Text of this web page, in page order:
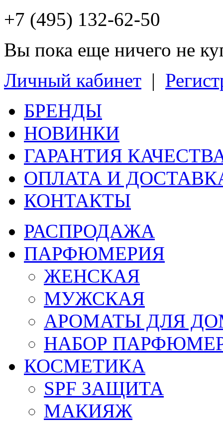
+7 (495) 132-62-50
Вы пока еще ничего не
Личный кабинет |
БРЕНДЫ
НОВИНКИ
ГАРАНТИЯ
ОПЛАТА И
КОНТАКТЫ
РАСПРОДАЖА
ПАРФЮМЕРИЯ
ЖЕНСКАЯ
МУЖСКАЯ
АРОМАТЫ ДЛЯ
НАБОР
КОСМЕТИКА
SPF ЗАЩИТА
МАКИЯЖ